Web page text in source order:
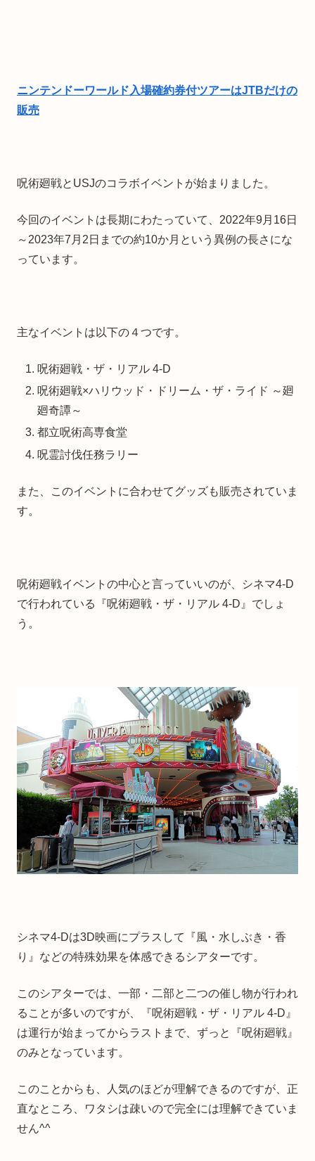
ニンテンドーワールド入場確約券付ツアーはJTBだけの
販売
呪術廻戦とUSJのコラボイベントが始まりました。
今回のイベントは長期にわたっていて、2022年9月16日
～2023年7月2日までの約10か月という異例の長さにな
っています。
主なイベントは以下の４つです。
呪術廻戦・ザ・リアル 4-D
呪術廻戦×ハリウッド・ドリーム・ザ・ライド ～廻
廻奇譚～
都立呪術高専食堂
呪霊討伐任務ラリー
また、このイベントに合わせてグッズも販売されていま
す。
呪術廻戦イベントの中心と言っていいのが、シネマ4-D
で行われている『呪術廻戦・ザ・リアル 4-D』でしょ
う。
シネマ4-Dは3D映画にプラスして『風・水しぶき・香
り』などの特殊効果を体感できるシアターです。
このシアターでは、一部・二部と二つの催し物が行われ
ることが多いのですが、『呪術廻戦・ザ・リアル 4-D』
は運行が始まってからラストまで、ずっと『呪術廻戦』
のみとなっています。
このことからも、人気のほどが理解できるのですが、正
直なところ、ワタシは疎いので完全には理解できていま
せん^^